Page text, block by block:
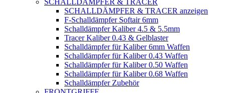
SCHALLDÄMPFER & TRACER
SCHALLDÄMPFER & TRACER anzeigen
F-Schalldämpfer Softair 6mm
Schalldämpfer Kaliber 4.5 & 5.5mm
Tracer Kaliber 0.43 & Gelblaster
Schalldämpfer für Kaliber 6mm Waffen
Schalldämpfer für Kaliber 0.43 Waffen
Schalldämpfer für Kaliber 0.50 Waffen
Schalldämpfer für Kaliber 0.68 Waffen
Schalldämpfer Zubehör